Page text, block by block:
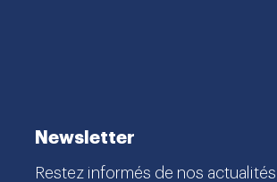
Newsletter
Restez informés de nos